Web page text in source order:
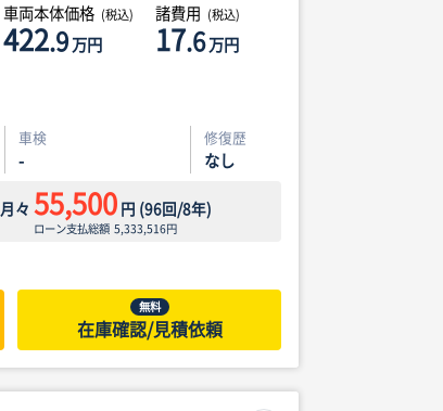
車両本体価格 (税込)
422.9万円
諸費用 (税込)
17.6万円
車検
-
修復歴
なし
月々 55,500円 (96回/8年)
ローン支払総額5,333,516円
無料
在庫確認/見積依頼